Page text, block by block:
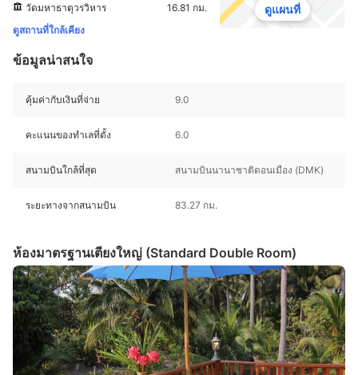
วัดมหาธาตุวรวิหาร
16.81 กม.
ดูสถานที่ใกล้เคียง
ดูแผนที่
ข้อมูลน่าสนใจ
คุ้มค่ากับเงินที่จ่าย 9.0
คะแนนของทำเลที่ตั้ง 6.0
สนามบินใกล้ที่สุด สนามบินนานาชาติดอนเมือง (DMK)
ระยะทางจากสนามบิน 83.27 กม.
ห้องมาตรฐานเตียงใหญ่ (Standard Double Room)